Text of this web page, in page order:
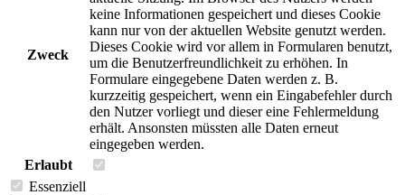
Zweck
keine Informationen gespeichert und dieses Cookie
kann nur von der aktuellen Website genutzt werden.
Dieses Cookie wird vor allem in Formularen benutzt,
um die Benutzerfreundlichkeit zu erhöhen. In
Formulare eingegebene Daten werden z. B.
kurzzeitig gespeichert, wenn ein Eingabefehler durch
den Nutzer vorliegt und dieser eine Fehlermeldung
erhält. Ansonsten müssten alle Daten erneut
eingegeben werden.
Erlaubt
Essenziell